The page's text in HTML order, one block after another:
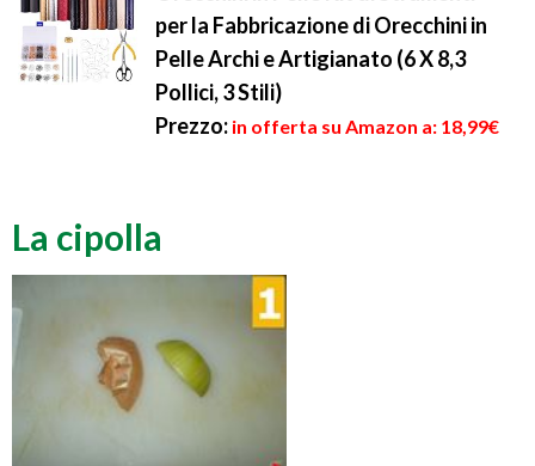
per la Fabbricazione di Orecchini in
Pelle Archi e Artigianato (6 X 8,3
Pollici, 3 Stili)
Prezzo: in offerta su Amazon a: 18,99€
La cipolla